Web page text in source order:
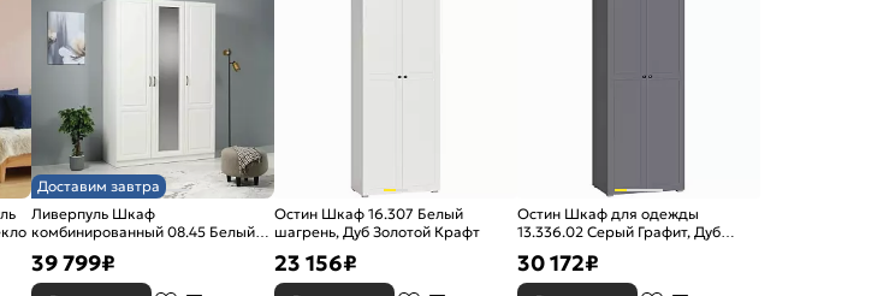
Доставим завтра
Ливерпуль Шкаф
комбинированный 08.45 Белый/
39 799₽
Остин Шкаф 16.307 Белый
шагрень, Дуб Золотой Крафт
23 156₽
Остин Шкаф для одежды
13.336.02 Серый Графит, Дуб
30 172₽